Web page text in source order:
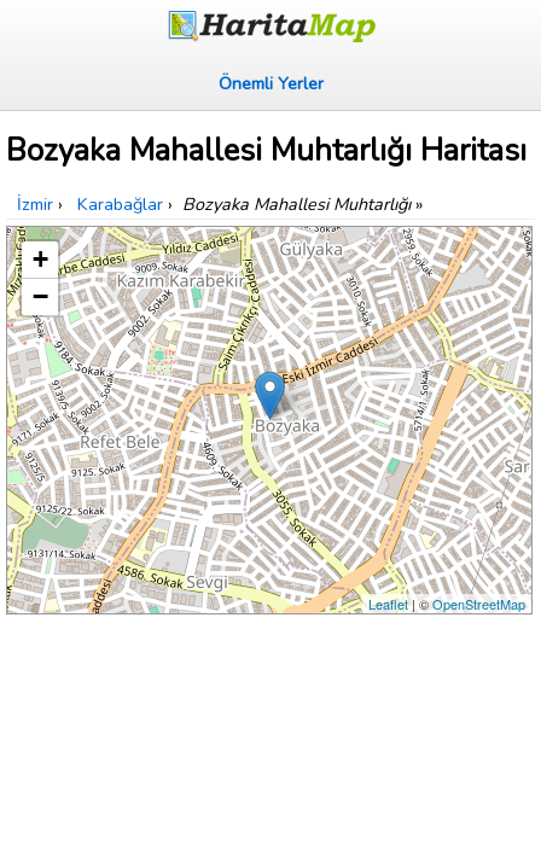
Önemli Yerler
Bozyaka Mahallesi Muhtarlığı Haritası
İzmir › Karabağlar › Bozyaka Mahallesi Muhtarlığı»
+
−
Leaflet| ©OpenStreetMap